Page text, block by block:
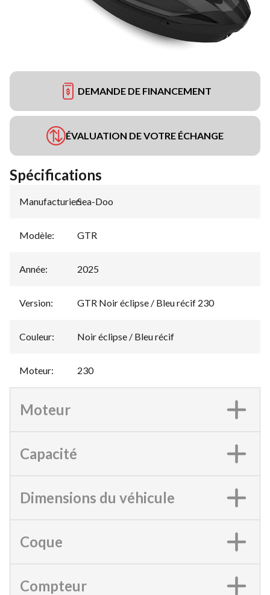
DEMANDE DE FINANCEMENT
ÉVALUATION DE VOTRE ÉCHANGE
Spécifications
Manufacturier:
Sea-Doo
Modèle: GTR
Année: 2025
Version: GTR Noir éclipse / Bleu récif 230
Couleur: Noir éclipse / Bleu récif
Moteur: 230
Moteur
Capacité
Dimensions du véhicule
Coque
Compteur